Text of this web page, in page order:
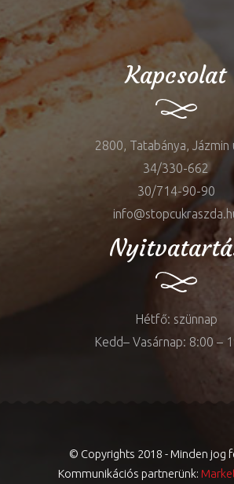
Kapcsolat
2800, Tatabánya, Jázmin
34/330-662
30/714-90-90
Hétfő: szünnap
Kedd– Vasárnap: 8:00 –
© Copyrights 2018 - Minden jog
Kommunikációs partnerünk: